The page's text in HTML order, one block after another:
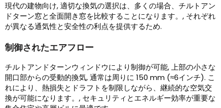
現代の建物向け, 適切な換気の選択は、多くの場合、チルトアン
ドターン窓と全面開き窓を比較することになります。, それぞれ
が異なる通気性と安全性の利点を提供するため.
制御されたエアフロー
チルトアンドターンウィンドウにより制御が可能, 上部の小さな
開口部からの受動的換気, 通常は周りに 150 mm (≈6インチ). こ
れにより、熱損失とドラフトを制限しながら、継続的な空気交
換が可能になります。, セキュリティとエネルギー効率が重要な